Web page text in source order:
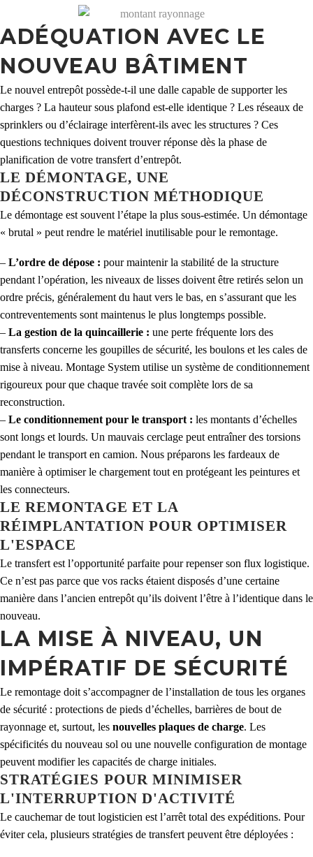
ADÉQUATION AVEC LE
NOUVEAU BÂTIMENT
Le nouvel entrepôt possède-t-il une dalle capable de supporter les
charges ? La hauteur sous plafond est-elle identique ? Les réseaux de
sprinklers ou d’éclairage interfèrent-ils avec les structures ? Ces
questions techniques doivent trouver réponse dès la phase de
planification de votre transfert d’entrepôt.
LE DÉMONTAGE, UNE
DÉCONSTRUCTION MÉTHODIQUE
Le démontage est souvent l’étape la plus sous-estimée. Un démontage
« brutal » peut rendre le matériel inutilisable pour le remontage.
– L’ordre de dépose : pour maintenir la stabilité de la structure
pendant l’opération, les niveaux de lisses doivent être retirés selon un
ordre précis, généralement du haut vers le bas, en s’assurant que les
contreventements sont maintenus le plus longtemps possible.
– La gestion de la quincaillerie : une perte fréquente lors des
transferts concerne les goupilles de sécurité, les boulons et les cales de
mise à niveau. Montage System utilise un système de conditionnement
rigoureux pour que chaque travée soit complète lors de sa
reconstruction.
– Le conditionnement pour le transport : les montants d’échelles
sont longs et lourds. Un mauvais cerclage peut entraîner des torsions
pendant le transport en camion. Nous préparons les fardeaux de
manière à optimiser le chargement tout en protégeant les peintures et
les connecteurs.
LE REMONTAGE ET LA
RÉIMPLANTATION POUR OPTIMISER
L'ESPACE
Le transfert est l’opportunité parfaite pour repenser son flux logistique.
Ce n’est pas parce que vos racks étaient disposés d’une certaine
manière dans l’ancien entrepôt qu’ils doivent l’être à l’identique dans le
nouveau.
LA MISE À NIVEAU, UN
IMPÉRATIF DE SÉCURITÉ
Le remontage doit s’accompagner de l’installation de tous les organes
de sécurité : protections de pieds d’échelles, barrières de bout de
rayonnage et, surtout, les nouvelles plaques de charge. Les
spécificités du nouveau sol ou une nouvelle configuration de montage
peuvent modifier les capacités de charge initiales.
STRATÉGIES POUR MINIMISER
L'INTERRUPTION D'ACTIVITÉ
Le cauchemar de tout logisticien est l’arrêt total des expéditions. Pour
éviter cela, plusieurs stratégies de transfert peuvent être déployées :